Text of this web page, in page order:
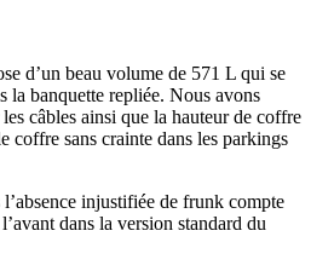
d’un beau volume de 571 L qui se
la banquette repliée. Nous avons
câbles ainsi que la hauteur de coffre
coffre sans crainte dans les parkings
injustifiée de frunk compte
dans la version standard du